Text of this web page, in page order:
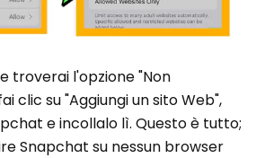
troverai l'opzione "Non
clic su "Aggiungi un sito Web",
e incollalo lì. Questo è tutto;
Snapchat su nessun browser